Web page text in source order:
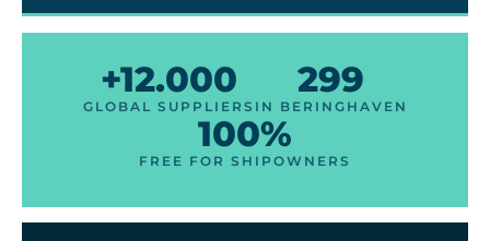
+12.000
GLOBAL SUPPLIERS
299
IN BERINGHAVEN
100%
FREE FOR SHIPOWNERS